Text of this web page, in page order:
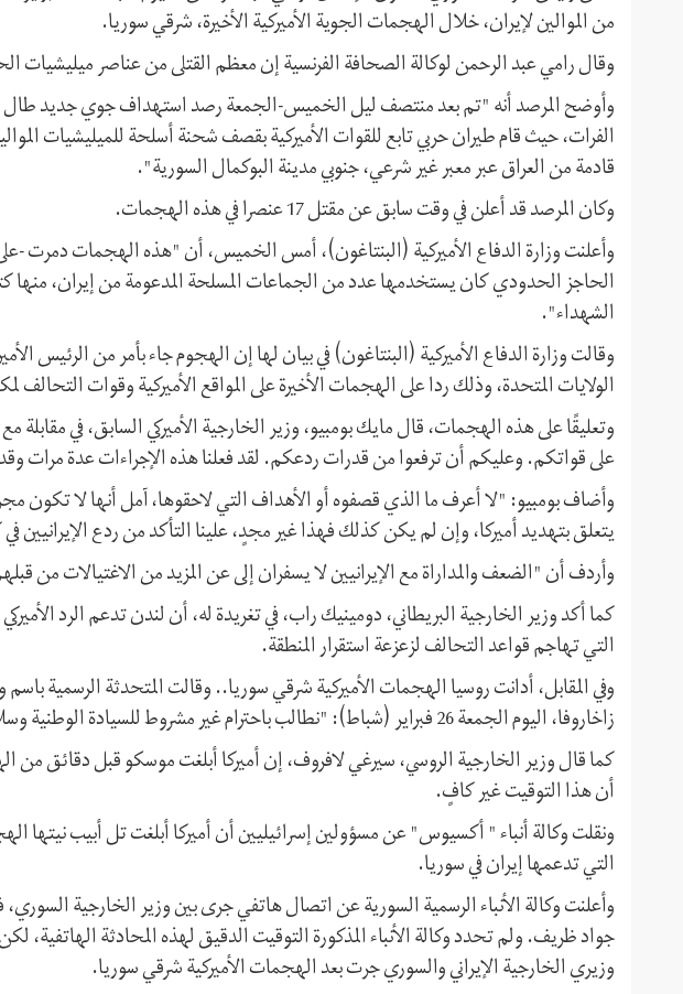
من الموالين لإيران، خلال الهجمات الجوية الأميركية الأخيرة، شرقي سوريا.
وقال رامي عبد الرحمن لوكالة الصحافة الفرنسية إن معظم القتلى من عناصر ميليشيات
وأوضح المرصد أنه "تم بعد منتصف ليل الخميس-الجمعة رصد استهداف جوي جديد طال
الفرات، حيث قام طيران حربي تابع للقوات الأميركية بقصف شحنة أسلحة للميليشيات
قادمة من العراق عبر معبر غير شرعي، جنوبي مدينة البوكمال السورية".
وكان المرصد قد أعلن في وقت سابق عن مقتل 17 عنصرا في هذه الهجمات.
وأعلنت وزارة الدفاع الأميركية (البنتاغون)، أمس الخميس، أن "هذه الهجمات دمرت -
الحاجز الحدودي كان يستخدمها عدد من الجماعات المسلحة المدعومة من إيران، منها
الشهداء".
وقالت وزارة الدفاع الأميركية (البنتاغون) في بيان لها إن الهجوم جاء بأمر من الرئيس
الولايات المتحدة، وذلك ردا على الهجمات الأخيرة على المواقع الأميركية وقوات التحالف
وتعليقًا على هذه الهجمات، قال مايك بومبيو، وزير الخارجية الأميركي السابق، في
على قواتكم. وعليكم أن ترفعوا من قدرات ردعكم. لقد فعلنا هذه الإجراءات عدة مرات
وأضاف بومبيو: "لا أعرف ما الذي قصفوه أو الأهداف التي لاحقوها، آمل أنها لا تكون
يتعلق بتهديد أميركا، وإن لم يكن كذلك فهذا غير مجدٍ، علينا التأكد من ردع
وأردف أن "الضعف والمداراة مع الإيرانيين لا يسفران إلى عن المزيد من الاغتيالات من
كما أكد وزير الخارجية البريطاني، دومينيك راب، في تغريدة له، أن لندن تدعم الرد
التي تهاجم قواعد التحالف لزعزعة استقرار المنطقة.
وفي المقابل، أدانت روسيا الهجمات الأميركية شرقي سوريا.. وقالت المتحدثة الرسمية باسم
زاخاروفا، اليوم الجمعة 26 فبراير (شباط): "نطالب باحترام غير مشروط للسيادة الوطنية وسلامة أراضي سوريا".
كما قال وزير الخارجية الروسي، سيرغي لافروف، إن أميركا أبلغت موسكو قبل دقائق من
أن هذا التوقيت غير كافٍ.
ونقلت وكالة أنباء " أكسيوس" عن مسؤولين إسرائيليين أن أميركا أبلغت تل أبيب نيتها
التي تدعمها إيران في سوريا.
وأعلنت وكالة الأنباء الرسمية السورية عن اتصال هاتفي جرى بين وزير الخارجية السوري،
جواد ظريف. ولم تحدد وكالة الأنباء المذكورة التوقيت الدقيق لهذه المحادثة الهاتفية،
وزيري الخارجية الإيراني والسوري جرت بعد الهجمات الأميركية شرقي سوريا.